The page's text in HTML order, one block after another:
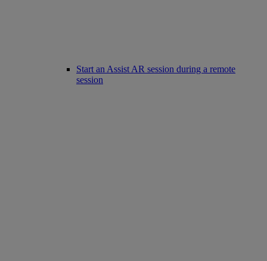
Start an Assist AR session during a remote
session